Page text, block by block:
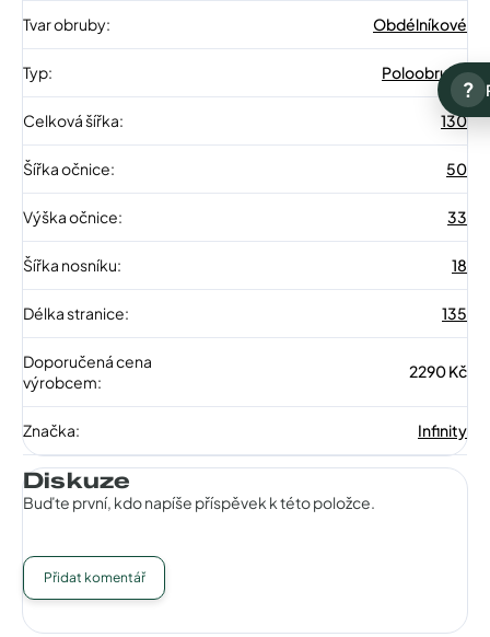
Tvar obruby: Obdélníkové
Typ: Poloobruba
Celková šířka: 130
Šířka očnice: 50
Výška očnice: 33
Šířka nosníku: 18
Délka stranice: 135
Doporučená cena
výrobcem:
2290 Kč
Značka: Infinity
Diskuze
Buďte první, kdo napíše příspěvek k této položce.
Přidat komentář
?